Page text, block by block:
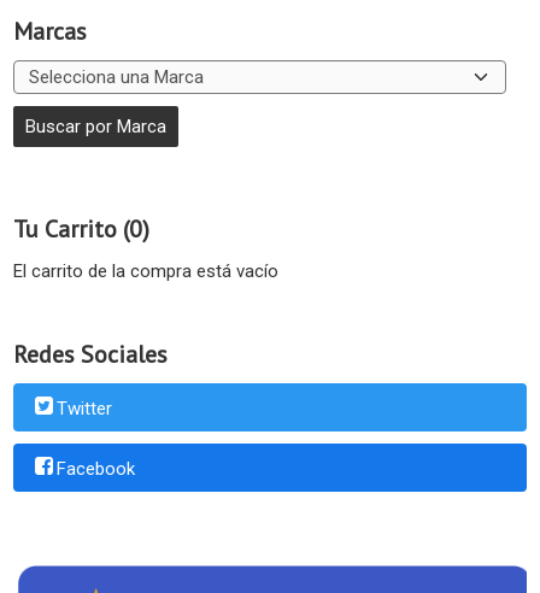
Marcas
Tu Carrito (0)
El carrito de la compra está vacío
Redes Sociales
Twitter
Facebook